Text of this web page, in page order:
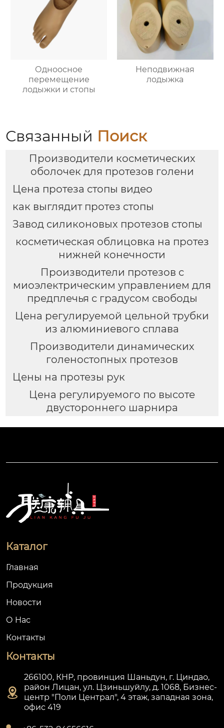
Одноосное
перемещение
лодыжки и стопы
Неподвижная
лодыжка
Связанный Поиск
Производители косметических
оболочек для протезов голени
Цена протеза стопы видео
как выглядит протез стопы
Завод силиконовых протезов стопы
косметическая облицовка на протез
нижней конечности
Производители протезов с
миоэлектрическим управлением для
предплечья с градусом свободы
Цена регулируемой цельной трубки
из алюминиевого сплава
Производители динамических
голеностопных протезов
Цены на протезы рук
Цена регулируемого по высоте
двустороннего шарнира
Каталог
Главная
Продукция
Новости
О Hас
Контакты
Контакты

266100, КНР, провинция Шаньдун, г. Циндао,
район Лицан, ул. Цзиньшуйлу, д. 1068, Бизнес-
центр "Поли Централ", 4 этаж, западная зона,
офис 419